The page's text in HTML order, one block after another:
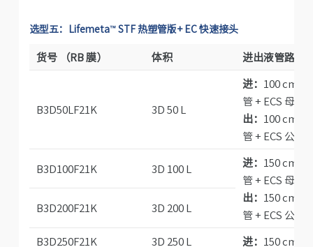
选型五：Lifemeta™ STF 热塑管版+ EC 快速接头
货号 （RB 膜） 体积 进出液管路
B3D50LF21K 3D 50 L
进： 100 cm
管 + ECS 母接
出： 100 cm
管 + ECS 公接
B3D100F21K 3D 100 L 进： 150 cm
管 + ECS 母接
出： 150 cm
管 + ECS 公接
B3D200F21K 3D 200 L
B3D250F21K 3D 250 L 进： 150 cm